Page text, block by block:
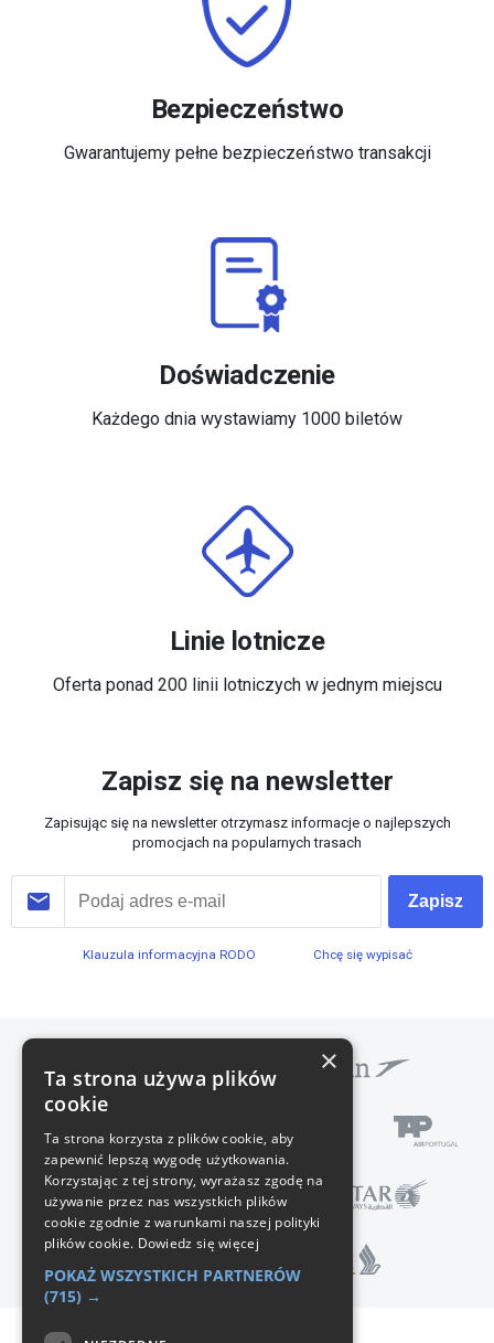
Bezpieczeństwo
Gwarantujemy pełne bezpieczeństwo transakcji
Doświadczenie
Każdego dnia wystawiamy 1000 biletów
Linie lotnicze
Oferta ponad 200 linii lotniczych w jednym miejscu
Zapisz się na newsletter
Zapisując się na newsletter otrzymasz informacje o najlepszych
promocjach na popularnych trasach
Zapisz
Klauzula informacyjna RODO Chcę się wypisać
×
Ta strona używa plików
cookie
Ta strona korzysta z plików cookie, aby
zapewnić lepszą wygodę użytkowania.
Korzystając z tej strony, wyrażasz zgodę na
używanie przez nas wszystkich plików
cookie zgodnie z warunkami naszej polityki
plików cookie. Dowiedz się więcej
POKAŻ WSZYSTKICH PARTNERÓW
(715) →